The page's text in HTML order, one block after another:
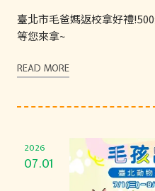
臺北市毛爸媽返校拿好禮
等您來拿~
READ MORE
2026
07.01